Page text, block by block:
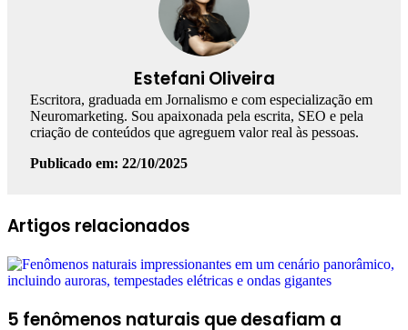
Estefani Oliveira
Escritora, graduada em Jornalismo e com especialização em
Neuromarketing. Sou apaixonada pela escrita, SEO e pela
criação de conteúdos que agreguem valor real às pessoas.
Publicado em: 22/10/2025
Facebook
Linkedin
WhatsApp
Telegram
Artigos relacionados
5 fenômenos naturais que desafiam a